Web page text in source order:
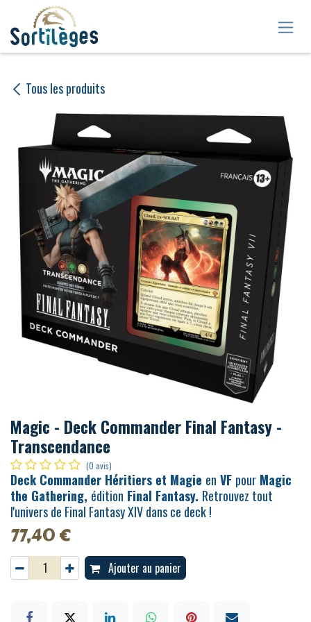
Se rendre au contenu
Tous les produits
Magic - Deck Commander Final Fantasy -
Transcendance
(0 avis)
Deck Commander Héritiers et Magie en VF pour Magic
the Gathering, édition Final Fantasy. Retrouvez tout
l'univers de Final Fantasy XIV dans ce deck !
77,40€
Ajouter au panier